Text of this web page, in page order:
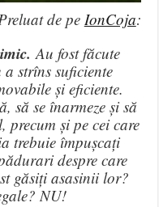
de peIonCoja:
Au fost făcute
strîns suficiente
și eficiente.
să se înarmeze și să
precum și pe cei care
trebuie împușcați
despre care
găsiți asasinii lor?
NU!